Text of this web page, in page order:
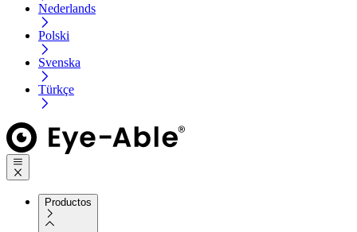
Nederlands
Polski
Svenska
Türkçe
Productos